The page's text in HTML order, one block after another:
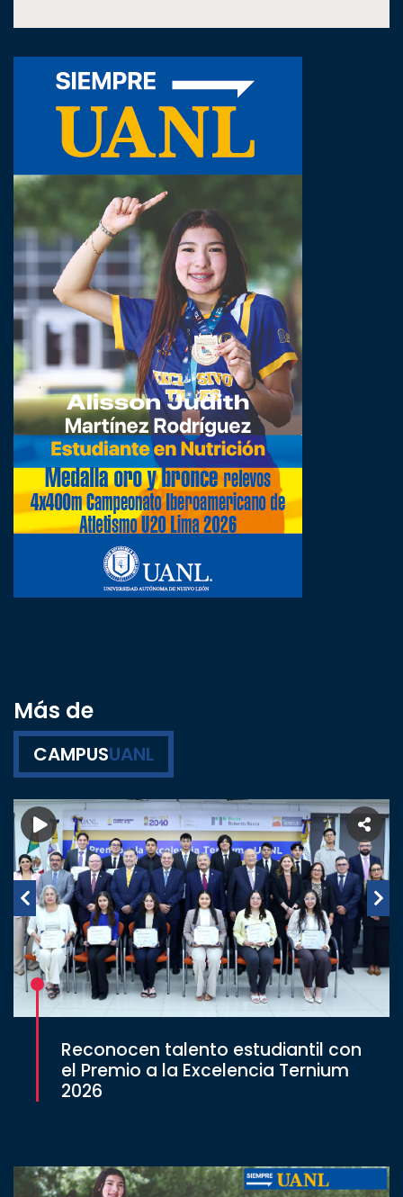
Más de
CAMPUSUANL
Reconocen talento estudiantil con
el Premio a la Excelencia Ternium
2026